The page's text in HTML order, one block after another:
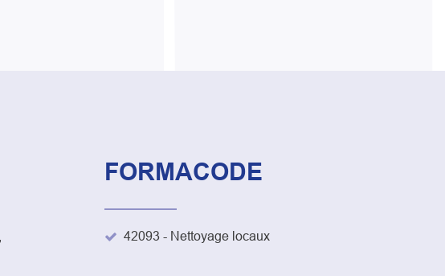
FORMACODE
42093 - Nettoyage locaux